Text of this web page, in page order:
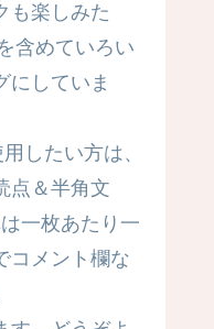
も楽しみた
含めていろい
にしていま
したい方は、
点＆半角文
一枚あたり一
コメント欄な